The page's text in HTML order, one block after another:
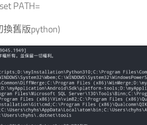
PATH=
舊版python)